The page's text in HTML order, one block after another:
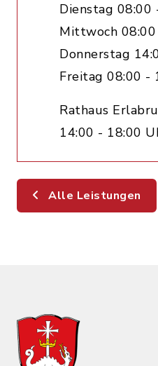
Dienstag 08:00
Mittwoch
Donnerstag
Freitag 08:00 -
Rathaus
14:00 - 18:00
Alle Leistungen